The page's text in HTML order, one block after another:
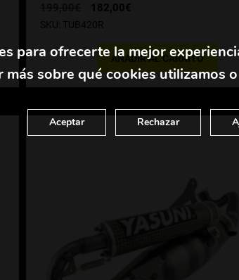
El
precio
original
era:
199,00€.
182,00€
es:
182,00€.
SKU: TUB420R
AÑADIR AL CARRITO
para ofrecerte la mejor
más sobre qué cookies utilizamos
Aceptar Rechazar